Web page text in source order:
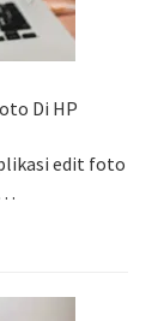
Di HP
edit foto